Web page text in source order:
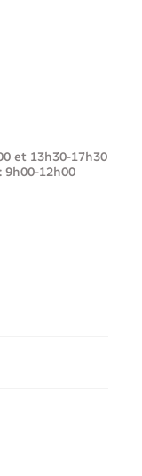
et 13h30-17h30
: 9h00-12h00